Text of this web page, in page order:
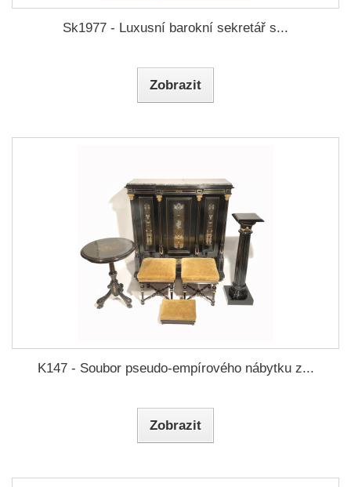
Sk1977 - Luxusní barokní sekretář s...
Zobrazit
K147 - Soubor pseudo-empírového nábytku z...
Zobrazit